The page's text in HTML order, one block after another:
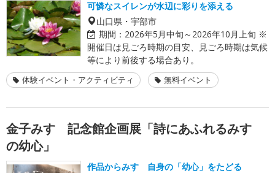
可憐なスイレンが水辺に彩りを添える
山口県・宇部市
期間： 2026年5月中旬～2026年10月上旬 ※
開催日は見ごろ時期の目安、見ごろ時期は気候
等により前後する場合あり。
体験イベント・アクティビティ 無料イベント
金子みすゞ記念館企画展「詩にあふれるみすゞ
の幼心」
作品からみすゞ自身の「幼心」をたどる